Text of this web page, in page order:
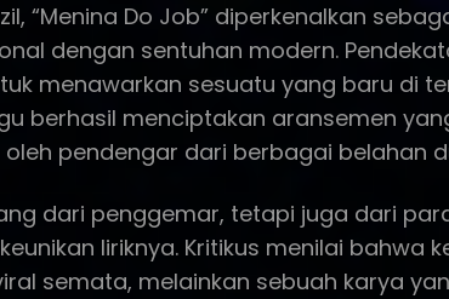
“Menina Do Job” diperkenalkan
dengan sentuhan modern.
menawarkan sesuatu yang baru di
berhasil menciptakan aransemen
pendengar dari berbagai belahan
dari penggemar, tetapi juga dari
liriknya. Kritikus menilai bahwa
semata, melainkan sebuah karya